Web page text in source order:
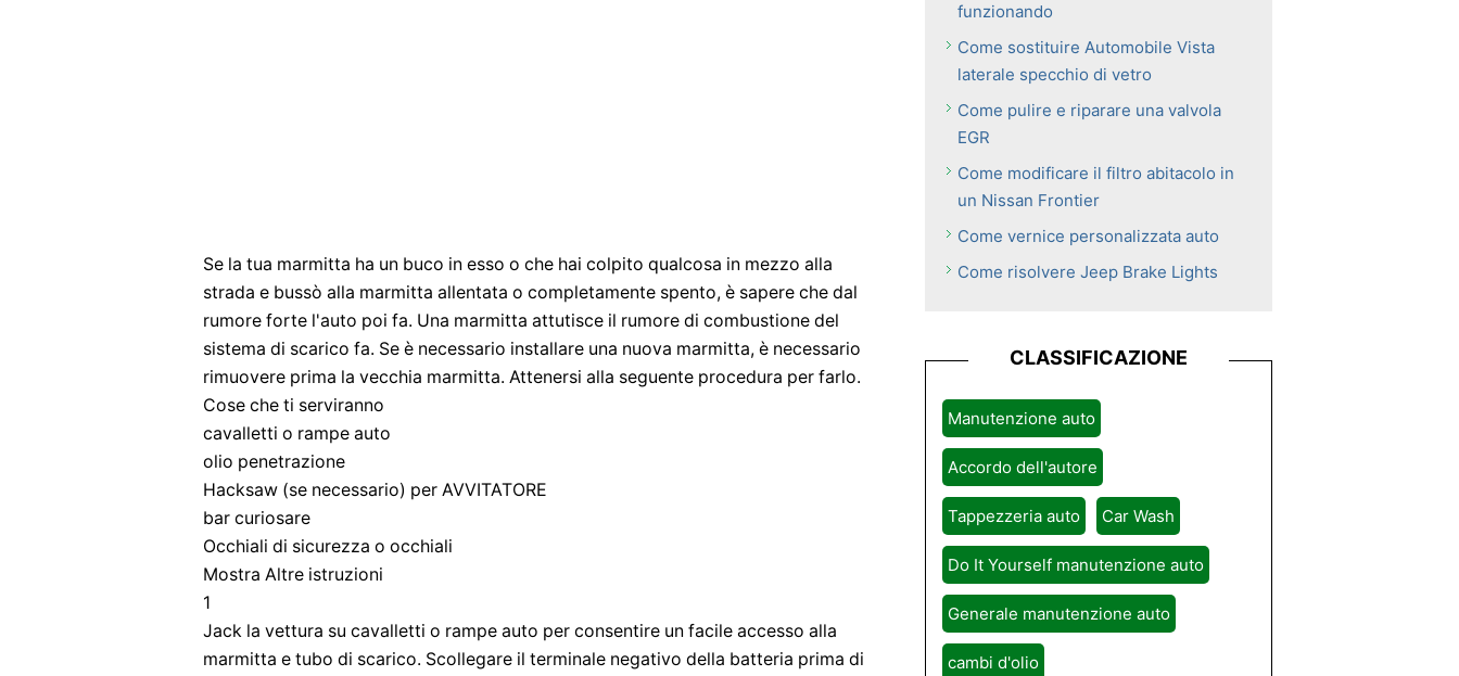
Se la tua marmitta ha un buco in esso o che hai colpito qualcosa in mezzo alla
strada e bussò alla marmitta allentata o completamente spento, è sapere che dal
rumore forte l'auto poi fa. Una marmitta attutisce il rumore di combustione del
sistema di scarico fa. Se è necessario installare una nuova marmitta, è necessario
rimuovere prima la vecchia marmitta. Attenersi alla seguente procedura per farlo.
Cose che ti serviranno
cavalletti o rampe auto
olio penetrazione
Hacksaw (se necessario) per AVVITATORE
bar curiosare
Occhiali di sicurezza o occhiali
Mostra Altre istruzioni
1
Jack la vettura su cavalletti o rampe auto per consentire un facile accesso alla
marmitta e tubo di scarico. Scollegare il terminale negativo della batteria prima di
funzionando
Come sostituire Automobile Vista
laterale specchio di vetro
Come pulire e riparare una valvola
EGR
Come modificare il filtro abitacolo in
un Nissan Frontier
Come vernice personalizzata auto
Come risolvere Jeep Brake Lights
CLASSIFICAZIONE
Manutenzione auto
Accordo dell'autore
Tappezzeria auto Car Wash
Do It Yourself manutenzione auto
Generale manutenzione auto
cambi d'olio